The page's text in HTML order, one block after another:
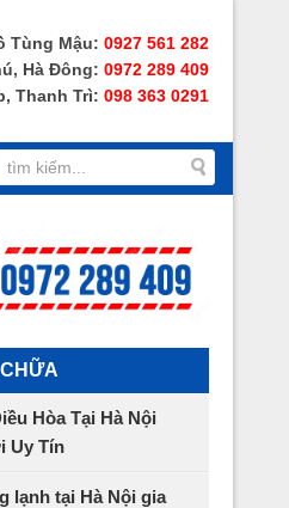
Tùng Mậu: 0927 561 282
Hà Đông: 0972 289 409
Thanh Trì: 098 363 0291
Hòa Tại Hà Nội
Uy Tín
lạnh tại Hà Nội gia